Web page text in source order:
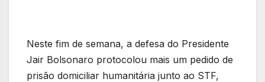
Neste fim de semana, a defesa do Presidente
Jair Bolsonaro protocolou mais um pedido de
prisão domiciliar humanitária junto ao STF,